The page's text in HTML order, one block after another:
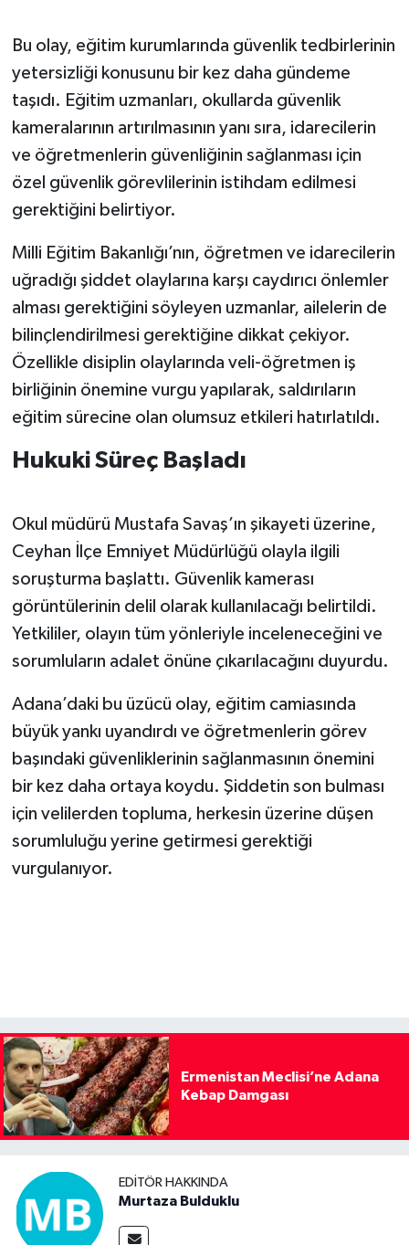
Bu olay, eğitim kurumlarında güvenlik tedbirlerinin
yetersizliği konusunu bir kez daha gündeme
taşıdı. Eğitim uzmanları, okullarda güvenlik
kameralarının artırılmasının yanı sıra, idarecilerin
ve öğretmenlerin güvenliğinin sağlanması için
özel güvenlik görevlilerinin istihdam edilmesi
gerektiğini belirtiyor.
Milli Eğitim Bakanlığı’nın, öğretmen ve idarecilerin
uğradığı şiddet olaylarına karşı caydırıcı önlemler
alması gerektiğini söyleyen uzmanlar, ailelerin de
bilinçlendirilmesi gerektiğine dikkat çekiyor.
Özellikle disiplin olaylarında veli-öğretmen iş
birliğinin önemine vurgu yapılarak, saldırıların
eğitim sürecine olan olumsuz etkileri hatırlatıldı.
Hukuki Süreç Başladı
Okul müdürü Mustafa Savaş’ın şikayeti üzerine,
Ceyhan İlçe Emniyet Müdürlüğü olayla ilgili
soruşturma başlattı. Güvenlik kamerası
görüntülerinin delil olarak kullanılacağı belirtildi.
Yetkililer, olayın tüm yönleriyle inceleneceğini ve
sorumluların adalet önüne çıkarılacağını duyurdu.
Adana’daki bu üzücü olay, eğitim camiasında
büyük yankı uyandırdı ve öğretmenlerin görev
başındaki güvenliklerinin sağlanmasının önemini
bir kez daha ortaya koydu. Şiddetin son bulması
için velilerden topluma, herkesin üzerine düşen
sorumluluğu yerine getirmesi gerektiği
vurgulanıyor.
Ermenistan Meclisi’ne Adana
Kebap Damgası
EDITÖR HAKKINDA
Murtaza Bulduklu